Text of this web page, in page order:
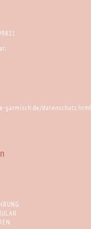
garmisch.de/datenschutz.html